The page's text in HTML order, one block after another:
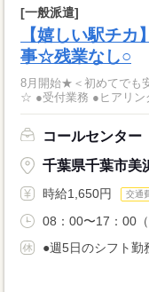
[一般派遣]
【嬉しい駅チ
事☆残業なし○
8月開始★＜初めてでも
☆ ●受付業務 ●ヒアリン
コールセンター
千葉県千葉市美
時給1,650円 交通
08：00〜17：00
●週5日のシフト勤